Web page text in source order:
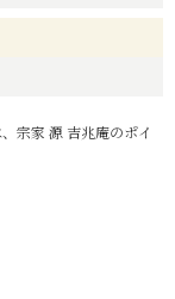
宗家 源 吉兆庵のポイ